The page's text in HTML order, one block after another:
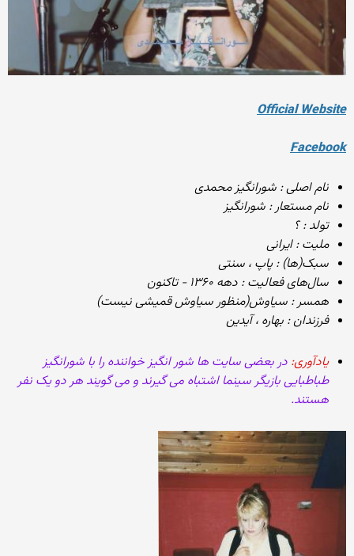
Official Website
Facebook
نام اصلی : شورانگیز محمدی
نام مستعار : شورانگیز
تولد : ؟
ملیت : ایرانی
سبک‌(ها) : پاپ ، سنتی
سال‌های فعالیت : دهه ۱۳۶۰ - تاکنون
همسر : سیاوش(منظور سیاوش قمیشی نیست)
فرزندان : بهاره ، آیدین
یادآوری: در بعضی سایت ها شور انگیز خواننده را با شورانگیز
طباطبایی بازیگر سینما اشتباه می گیرند و می گویند هر دو یک نفر
هستند.